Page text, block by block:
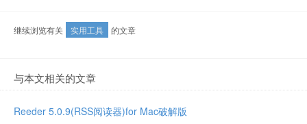
继续浏览有关 实用工具 的文章
与本文相关的文章
Reeder 5.0.9(RSS阅读器)for Mac破解版